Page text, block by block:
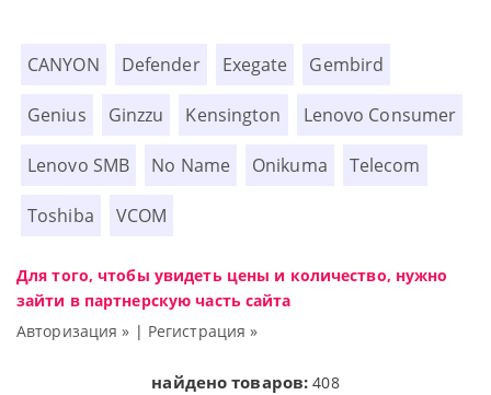
CANYON Defender Exegate Gembird
Genius Ginzzu Kensington Lenovo Consumer
Lenovo SMB No Name Onikuma Telecom
Toshiba VCOM
Для того, чтобы увидеть цены и количество, нужно
зайти в партнерскую часть сайта
Авторизация » | Регистрация »
найдено товаров: 408